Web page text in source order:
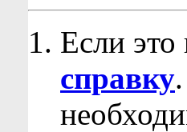
Если это
справку